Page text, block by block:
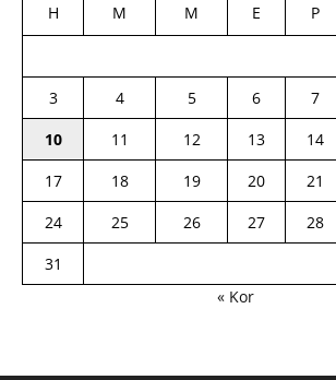
H M M E P
3
4 5 6 7
10
11 12 13 14
17
18 19 20 21
24
25 26 27 28
31
« Kor